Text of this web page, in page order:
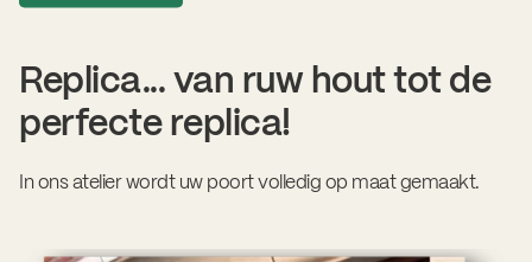
Replica... van ruw hout tot de
perfecte replica!
In ons atelier wordt uw poort volledig op maat gemaakt.